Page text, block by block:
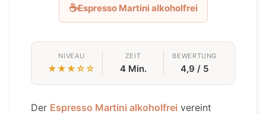
☕Espresso Martini alkoholfrei
NIVEAU
★★★☆☆
ZEIT
4 Min.
BEWERTUNG
4,9 / 5
Der Espresso Martini alkoholfrei vereint